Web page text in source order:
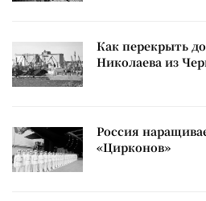
Как перекрыть
Николаева из
Россия
«Цирконов»